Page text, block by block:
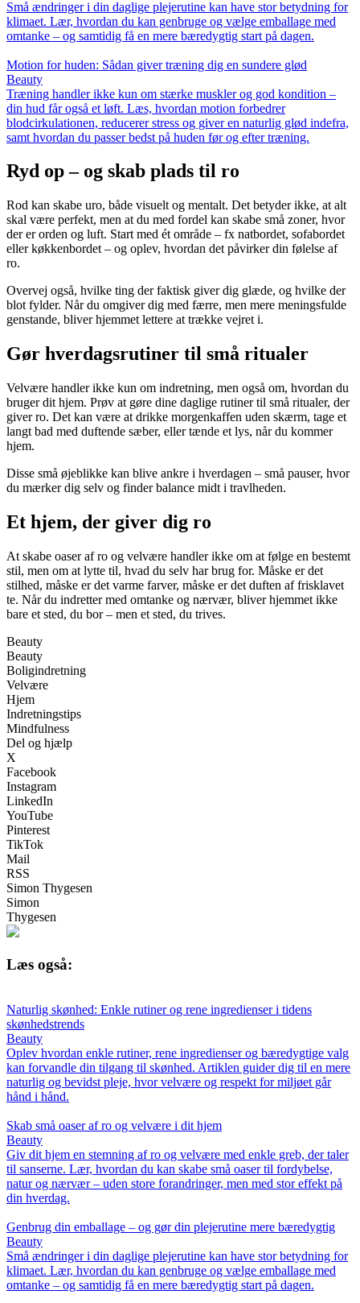
Små ændringer i din daglige plejerutine kan have stor betydning for
klimaet. Lær, hvordan du kan genbruge og vælge emballage med
omtanke – og samtidig få en mere bæredygtig start på dagen.
Motion for huden: Sådan giver træning dig en sundere glød
Beauty
Træning handler ikke kun om stærke muskler og god kondition –
din hud får også et løft. Læs, hvordan motion forbedrer
blodcirkulationen, reducerer stress og giver en naturlig glød indefra,
samt hvordan du passer bedst på huden før og efter træning.
Ryd op – og skab plads til ro
Rod kan skabe uro, både visuelt og mentalt. Det betyder ikke, at alt
skal være perfekt, men at du med fordel kan skabe små zoner, hvor
der er orden og luft. Start med ét område – fx natbordet, sofabordet
eller køkkenbordet – og oplev, hvordan det påvirker din følelse af
ro.
Overvej også, hvilke ting der faktisk giver dig glæde, og hvilke der
blot fylder. Når du omgiver dig med færre, men mere meningsfulde
genstande, bliver hjemmet lettere at trække vejret i.
Gør hverdagsrutiner til små ritualer
Velvære handler ikke kun om indretning, men også om, hvordan du
bruger dit hjem. Prøv at gøre dine daglige rutiner til små ritualer, der
giver ro. Det kan være at drikke morgenkaffen uden skærm, tage et
langt bad med duftende sæber, eller tænde et lys, når du kommer
hjem.
Disse små øjeblikke kan blive ankre i hverdagen – små pauser, hvor
du mærker dig selv og finder balance midt i travlheden.
Et hjem, der giver dig ro
At skabe oaser af ro og velvære handler ikke om at følge en bestemt
stil, men om at lytte til, hvad du selv har brug for. Måske er det
stilhed, måske er det varme farver, måske er det duften af frisklavet
te. Når du indretter med omtanke og nærvær, bliver hjemmet ikke
bare et sted, du bor – men et sted, du trives.
Beauty
Beauty
Boligindretning
Velvære
Hjem
Indretningstips
Mindfulness
Del og hjælp
X
Facebook
Instagram
LinkedIn
YouTube
Pinterest
TikTok
Mail
RSS
Simon Thygesen
Simon
Thygesen
Læs også:
Naturlig skønhed: Enkle rutiner og rene ingredienser i tidens
skønhedstrends
Beauty
Oplev hvordan enkle rutiner, rene ingredienser og bæredygtige valg
kan forvandle din tilgang til skønhed. Artiklen guider dig til en mere
naturlig og bevidst pleje, hvor velvære og respekt for miljøet går
hånd i hånd.
Skab små oaser af ro og velvære i dit hjem
Beauty
Giv dit hjem en stemning af ro og velvære med enkle greb, der taler
til sanserne. Lær, hvordan du kan skabe små oaser til fordybelse,
natur og nærvær – uden store forandringer, men med stor effekt på
din hverdag.
Genbrug din emballage – og gør din plejerutine mere bæredygtig
Beauty
Små ændringer i din daglige plejerutine kan have stor betydning for
klimaet. Lær, hvordan du kan genbruge og vælge emballage med
omtanke – og samtidig få en mere bæredygtig start på dagen.